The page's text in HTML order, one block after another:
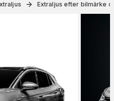
Extraljus efter bilmärke